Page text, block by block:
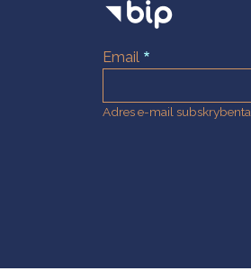
Email
Adres e-mail subskrybenta.